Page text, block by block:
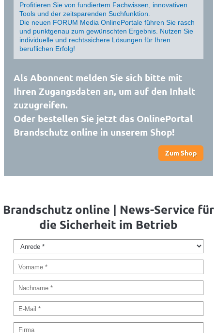
Profitieren Sie von fundiertem Fachwissen, innovativen
Tools und der zeitsparenden Suchfunktion.
Die neuen FORUM Media OnlinePortale führen Sie rasch
und punktgenau zum gewünschten Ergebnis. Nutzen Sie
individuelle und rechtssichere Lösungen für Ihren
beruflichen Erfolg!
Als Abonnent melden Sie sich bitte mit
Ihren Zugangsdaten an, um auf den Inhalt
zuzugreifen.
Oder bestellen Sie jetzt das OnlinePortal
Brandschutz online in unserem Shop!
Zum Shop
Brandschutz online | News-Service für
die Sicherheit im Betrieb